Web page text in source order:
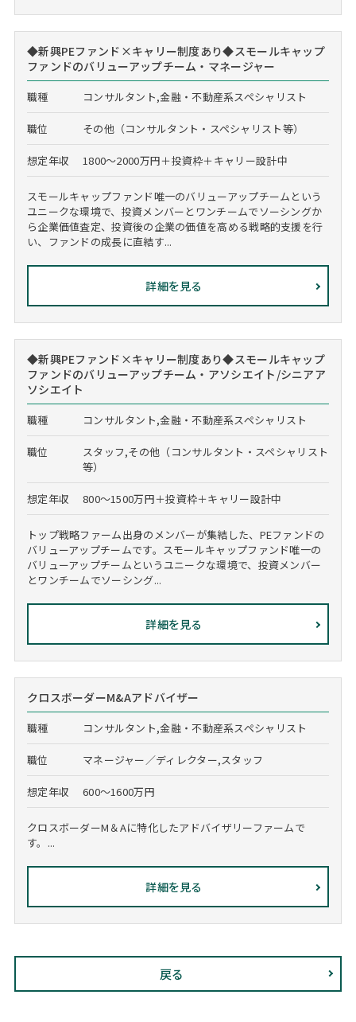
◆新興PEファンド×キャリー制度あり◆スモールキャップ
ファンドのバリューアップチーム・マネージャー
職種 コンサルタント,金融・不動産系スペシャリスト
職位 その他（コンサルタント・スペシャリスト等）
想定年収 1800～2000万円＋投資枠＋キャリー設計中
スモールキャップファンド唯一のバリューアップチームという
ユニークな環境で、投資メンバーとワンチームでソーシングか
ら企業価値査定、投資後の企業の価値を高める戦略的支援を行
い、ファンドの成長に直結す...
詳細を見る
◆新興PEファンド×キャリー制度あり◆スモールキャップ
ファンドのバリューアップチーム・アソシエイト/シニアア
ソシエイト
職種 コンサルタント,金融・不動産系スペシャリスト
職位
スタッフ,その他（コンサルタント・スペシャリスト
等）
想定年収 800～1500万円＋投資枠＋キャリー設計中
トップ戦略ファーム出身のメンバーが集結した、PEファンドの
バリューアップチームです。スモールキャップファンド唯一の
バリューアップチームというユニークな環境で、投資メンバー
とワンチームでソーシング...
詳細を見る
クロスボーダーM&Aアドバイザー
職種 コンサルタント,金融・不動産系スペシャリスト
職位 マネージャー／ディレクター,スタッフ
想定年収 600～1600万円
クロスボーダーM＆Aに特化したアドバイザリーファームで
す。...
詳細を見る
戻る